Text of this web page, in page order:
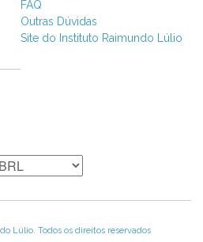
FAQ
Outras Dúvidas
Site do Instituto Raimundo Lúlio
Lúlio. Todos os direitos reservados